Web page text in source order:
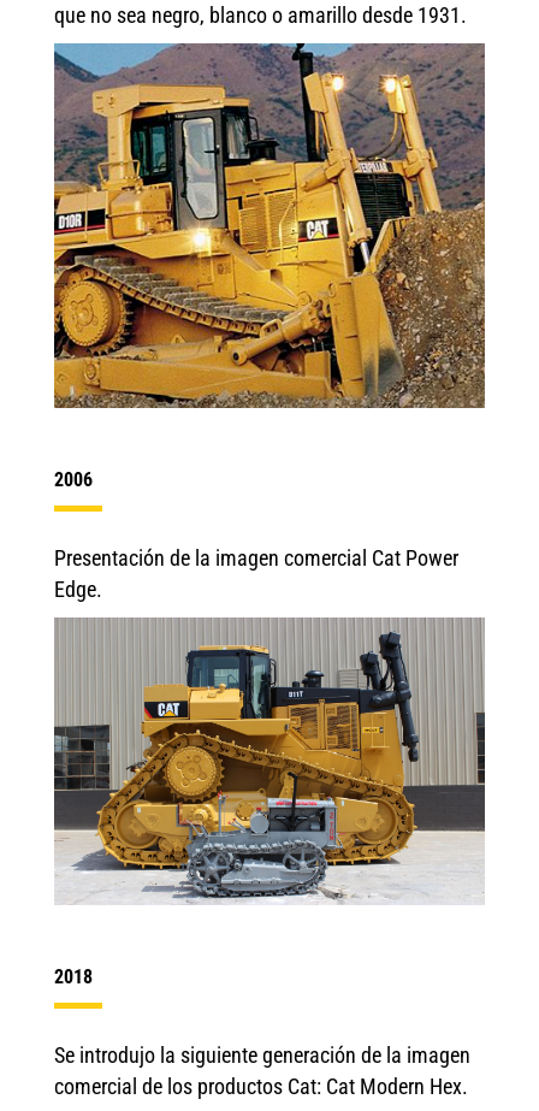
que no sea negro, blanco o amarillo desde 1931.
2006
Presentación de la imagen comercial Cat Power
Edge.
2018
Se introdujo la siguiente generación de la imagen
comercial de los productos Cat: Cat Modern Hex.